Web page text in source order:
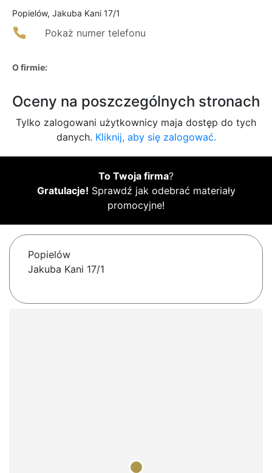
Popielów, Jakuba Kani 17/1
Pokaż numer telefonu
O firmie:
Oceny na poszczególnych stronach
Tylko zalogowani użytkownicy maja dostęp do tych
danych. Kliknij, aby się zalogować.
To Twoja firma?
Gratulacje! Sprawdź jak odebrać materiały
promocyjne!
Popielów
Jakuba Kani 17/1